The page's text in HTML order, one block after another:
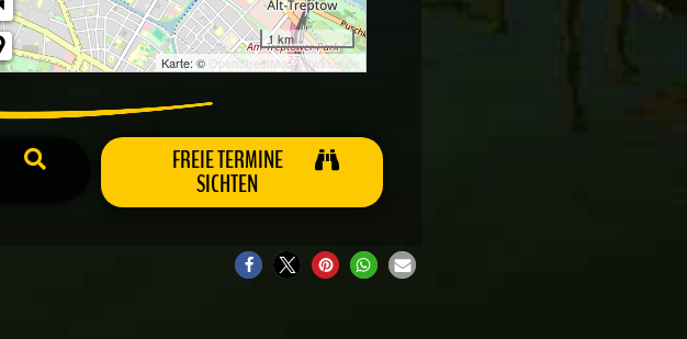
1 km
Karte: © OpenStreetMap Mitwirkende
FREIE TERMINE
SICHTEN